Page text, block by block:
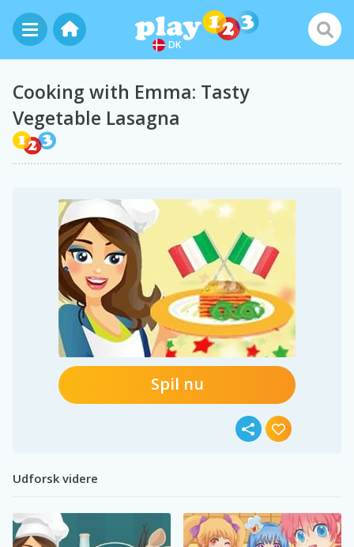
DK
Cooking with Emma: Tasty
Vegetable Lasagna
Spil nu
Udforsk videre